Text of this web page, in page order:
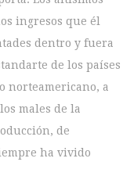
ingresos que él
dentro y fuera
de los países
norteamericano, a
males de la
de
ha vivido